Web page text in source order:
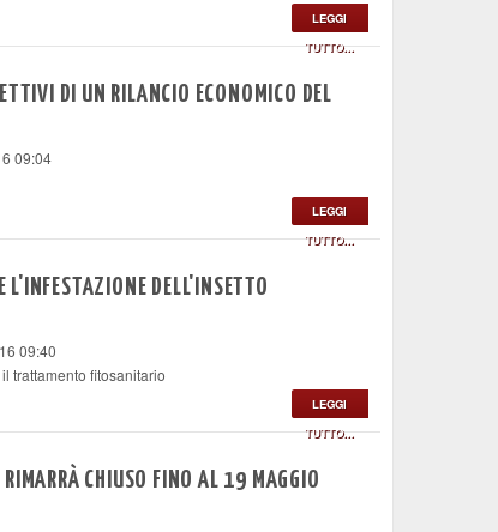
LEGGI
TUTTO...
DI UN RILANCIO ECONOMICO DEL
09:04
LEGGI
TUTTO...
L'INFESTAZIONE DELL'INSETTO
09:40
trattamento fitosanitario
LEGGI
TUTTO...
CHIUSO FINO AL 19 MAGGIO